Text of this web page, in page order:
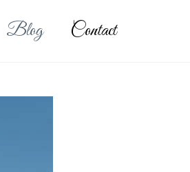
Blog Contact